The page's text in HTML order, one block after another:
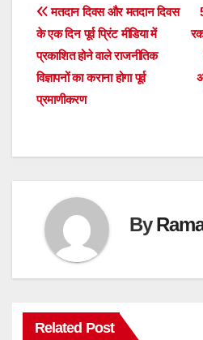
Post
navigation
मतदान दिवस और मतदान दिवस
के एक दिन पूर्व प्रिंट मीडिया में
प्रकाशित होने वाले राजनीतिक
विज्ञापनों का कराना होगा पूर्व
प्रमाणीकरण
By
Related Post